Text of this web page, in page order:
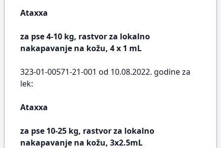
Ataxxa
za pse 4-10 kg, rastvor za lokalno
nakapavanje na kožu, 4 x 1 mL
323-01-00571-21-001 od 10.08.2022. godine za
lek:
Ataxxa
za pse 10-25 kg, rastvor za lokalno
nakapavanje na kožu, 3x2.5mL